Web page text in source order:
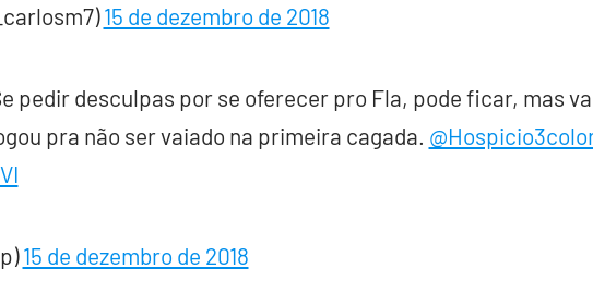
15 de dezembro de 2018
pedir desculpas por se oferecer pro Fla, pode ficar, mas
pra não ser vaiado na primeira cagada.
15 de dezembro de 2018